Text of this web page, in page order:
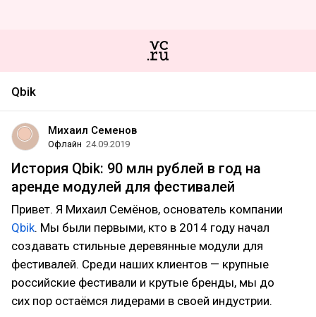
Qbik
Михаил Семенов
Офлайн 24.09.2019
История Qbik: 90 млн рублей в год на
аренде модулей для фестивалей
Привет. Я Михаил Семёнов, основатель компании
Qbik. Мы были первыми, кто в 2014 году начал
создавать стильные деревянные модули для
фестивалей. Среди наших клиентов — крупные
российские фестивали и крутые бренды, мы до
сих пор остаёмся лидерами в своей индустрии.